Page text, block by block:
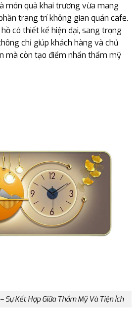
món quà khai trương vừa mang
trang trí không gian quán cafe.
có thiết kế hiện đại, sang trọng
chỉ giúp khách hàng và chủ
mà còn tạo điểm nhấn thẩm mỹ
Sự Kết Hợp Giữa Thẩm Mỹ Và Tiện Ích